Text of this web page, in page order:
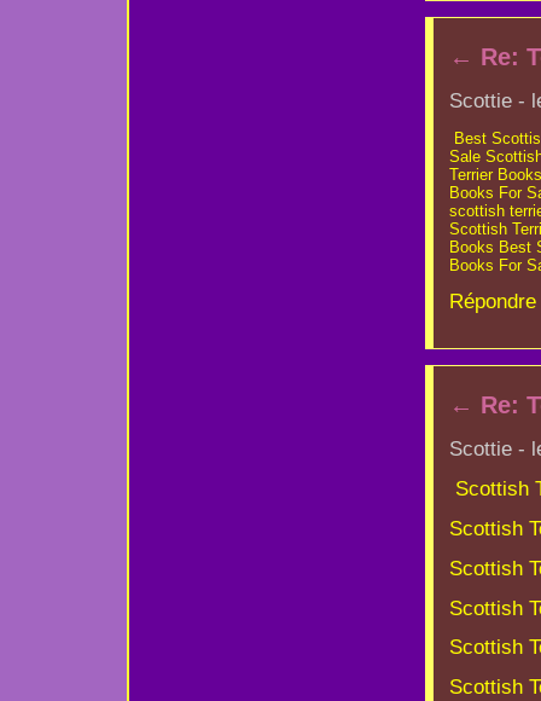
← Re:
Scottie -
Best
Sale
Terrier Books
Books For
scottish
Scottish
Books Best
Books For
← Re:
Scottie -
Scottish
Scottish
Scottish
Scottish
Scottish
Scottish